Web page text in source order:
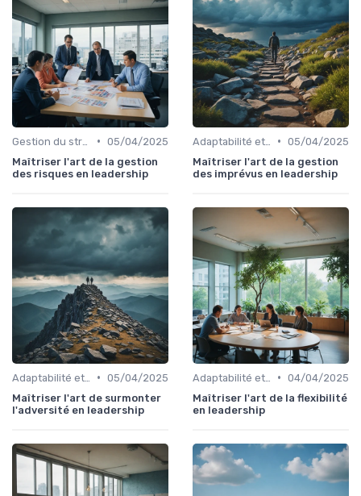
• 05/04/2025
Maîtriser l'art de la gestion
des risques en leadership
• 05/04/2025
Maîtriser l'art de la gestion
des imprévus en leadership
• 05/04/2025
Maîtriser l'art de surmonter
l'adversité en leadership
• 04/04/2025
Maîtriser l'art de la flexibilité
en leadership